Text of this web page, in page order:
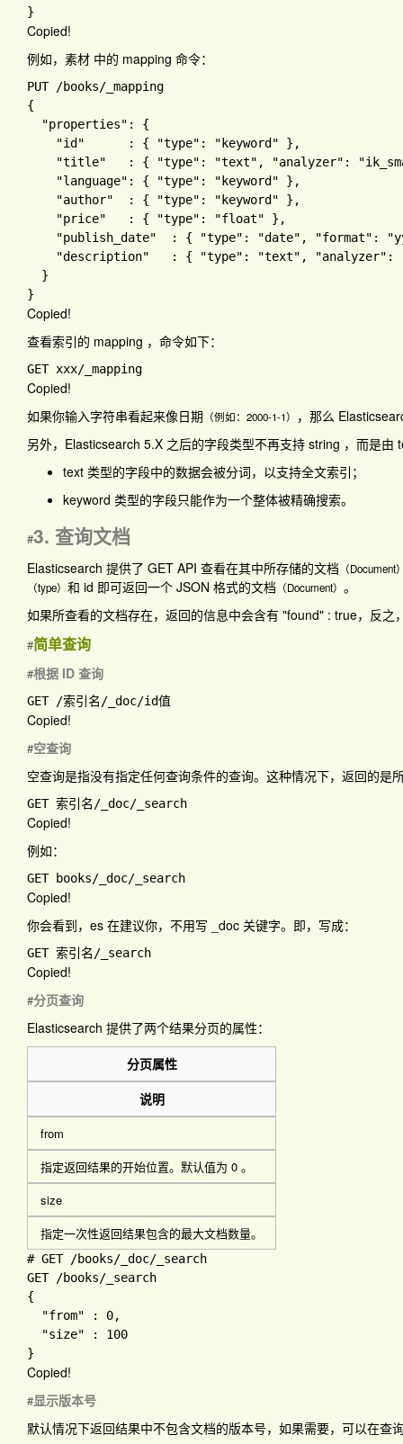
Copied!
例如， 素材 中的 mapping 命令：
PUT /books
{
"properties" : {
"id"
: { "type" : "keyword" } ,
"title"
: { "type" : "text" , "analyzer" :
"language" : { "type" : "keyword" } ,
"author"
: { "type" : "keyword" } ,
"price"
: { "type" : "float" } ,
"publish_date"
: { "type" : "date" , "format" :
"description"
: { "type" : "text" , "analyzer" :
Copied!
查看索引的 mapping ，命令如下：
Copied!
如果你输入字符串看起来像日期 （例如：2000-1-1）
，那么
另外，Elasticsearch 5.X 之后的字段类型不再支持 string ，而是由
text 类型的字段中的数据会被分词，以支持全文索引；
keyword 类型的字段只能作为一个整体被精确搜索。
#3. 查询文档
Elasticsearch 提供了 GET API 查看在其中所存储的文档 （Document
（type） 和 id 即可返回一个 JSON 格式的文档 （Document） 。
如果所查看的文档存在，返回的信息中会含有 "found" : true，反之
#简单查询
#根据 ID 查询
GET /索引名 /_doc
Copied!
#空查询
空查询是指没有指定任何查询条件的查询。这种情况下，返回的是
GET 索引名 /_doc
Copied!
例如：
GET books/_doc
Copied!
你会看到，es 在建议你，不用写 _doc 关键字。即，写成：
GET 索引名
Copied!
#分页查询
Elasticsearch 提供了两个结果分页的属性：
分页属性
说明
from
指定返回结果的开始位置。默认值为 0 。
size
指定一次性返回结果包含的最大文档数量。
# GET /books/_doc
GET /books
{
"from"
: 0,
"size"
:
Copied!
#显示版本号
默认情况下返回结果中不包含文档的版本号，如果需要，可以在查